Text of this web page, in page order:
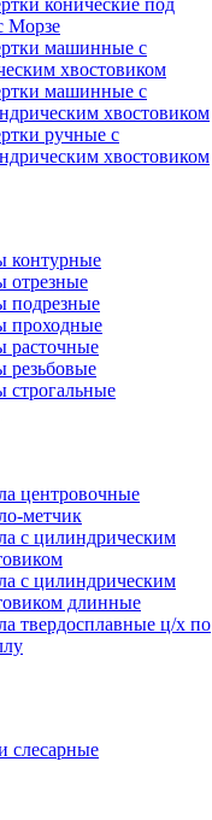
конические под
Морзе
машинные с
хвостовиком
машинные с
хвостовиком
ручные с
хвостовиком
контурные
отрезные
подрезные
проходные
расточные
резьбовые
строгальные
центровочные
метчик
с цилиндрическим
с цилиндрическим
длинные
твердосплавные ц/х по
слесарные